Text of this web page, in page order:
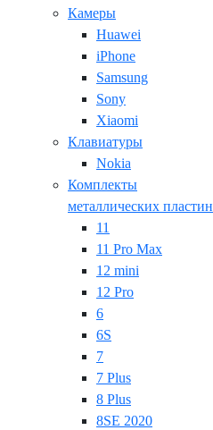
Камеры
Huawei
iPhone
Samsung
Sony
Xiaomi
Клавиатуры
Nokia
Комплекты
металлических пластин
11
11 Pro Max
12 mini
12 Pro
6
6S
7
7 Plus
8 Plus
8SE 2020